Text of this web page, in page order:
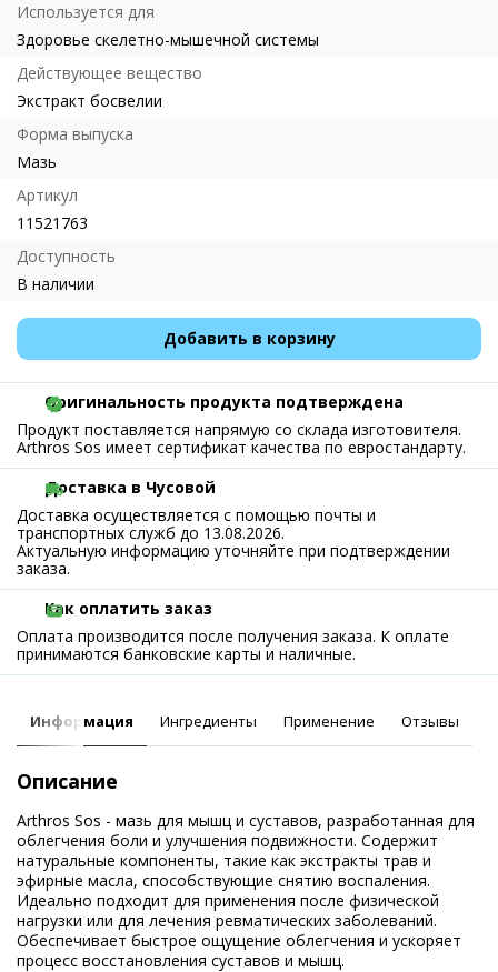
Используется для
Здоровье скелетно-мышечной системы
Действующее вещество
Экстракт босвелии
Форма выпуска
Мазь
Артикул
11521763
Доступность
В наличии
Добавить в корзину
Оригинальность продукта подтверждена
Продукт поставляется напрямую со склада изготовителя.
Arthros Sos имеет сертификат качества по евростандарту.
Доставка в Чусовой
Доставка осуществляется с помощью почты и
транспортных служб до 13.08.2026.
Актуальную информацию уточняйте при подтверждении
заказа.
Как оплатить заказ
Оплата производится после получения заказа. К оплате
принимаются банковские карты и наличные.
Информация Ингредиенты Применение Отзывы
Описание
Arthros Sos - мазь для мышц и суставов, разработанная для
облегчения боли и улучшения подвижности. Содержит
натуральные компоненты, такие как экстракты трав и
эфирные масла, способствующие снятию воспаления.
Идеально подходит для применения после физической
нагрузки или для лечения ревматических заболеваний.
Обеспечивает быстрое ощущение облегчения и ускоряет
процесс восстановления суставов и мышц.